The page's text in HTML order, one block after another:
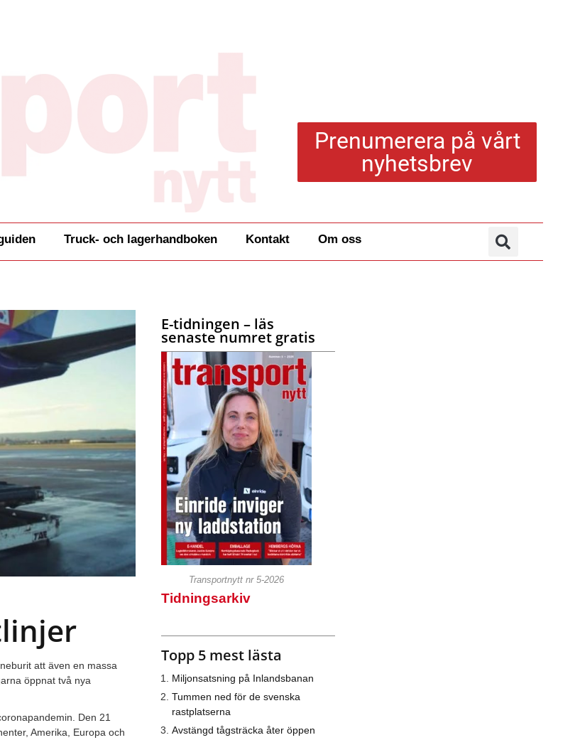
Prenumerera på vårt
nyhetsbrev
Truck- och lagerhandboken Kontakt Om oss
att även en massa
öppnat två nya
Den 21
Amerika, Europa och
E-tidningen – läs
senaste numret gratis
Transportnytt nr 5-2026
Tidningsarkiv
Topp 5 mest lästa
Miljonsatsning på Inlandsbanan
Tummen ned för de svenska
rastplatserna
Avstängd tågsträcka åter öppen